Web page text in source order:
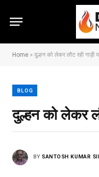
Home » दुल्हन को लेकर लौट रही गाड़ी
BLOG
दुल्हन को लेकर
BY SANTOSH KUMAR